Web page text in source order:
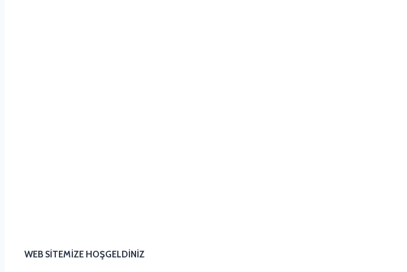
WEB SİTEMİZE HOŞGELDİNİZ